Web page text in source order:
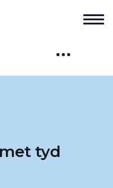
tyd